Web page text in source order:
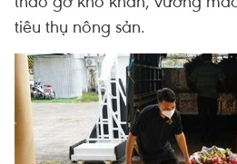
tiêu thụ nông sản.